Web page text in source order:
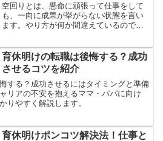
空回りとは、懸命に頑張って仕事をして
も、一向に成果が挙がらない状態を言い
ます。やり方が何か間違えているのです
徴・心理、空回りしてしまう原因、空回
りしないための対処法などをご...
育休明けの転職は後悔する？成功
させるコツを紹介
する？成功させるにはタイミングと準備
リアの不安を抱えるママ・パパに向け
りやすく解説します。
育休明けポンコツ解決法！仕事と